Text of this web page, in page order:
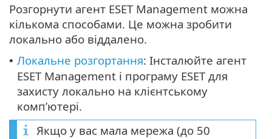
Розгорнути агент ESET Management можна
кількома способами. Це можна зробити
локально або віддалено.
• Локальне розгортання: Інсталюйте агент
ESET Management і програму ESET для
захисту локально на клієнтському
комп’ютері.
Якщо у вас мала мережа (до 50